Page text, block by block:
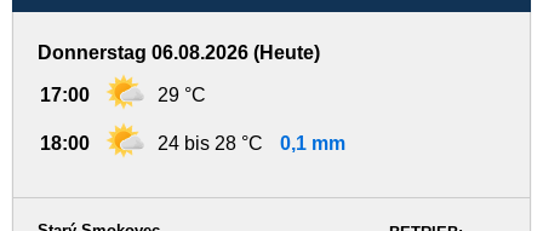
Donnerstag 06.08.2026 (Heute)
17:00 29 °C
18:00 24 bis 28 °C 0,1 mm